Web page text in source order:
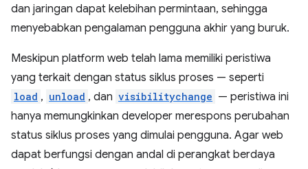
dan jaringan dapat kelebihan permintaan, sehingga
menyebabkan pengalaman pengguna akhir yang buruk.
Meskipun platform web telah lama memiliki peristiwa
yang terkait dengan status siklus proses — seperti
load , unload , dan visibilitychange — peristiwa ini
hanya memungkinkan developer merespons perubahan
status siklus proses yang dimulai pengguna. Agar web
dapat berfungsi dengan andal di perangkat berdaya